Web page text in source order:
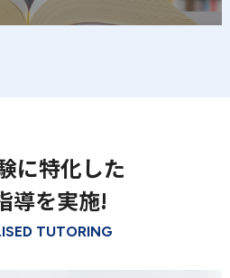
に特化した
導を実施!
TUTORING